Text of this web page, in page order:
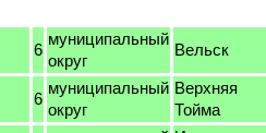
6
муниципальный
округ
Вельск
6
муниципальный
округ
Верхняя
Тойма